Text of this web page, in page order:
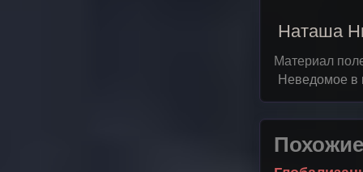
Наташа
Материал
Неведомое в